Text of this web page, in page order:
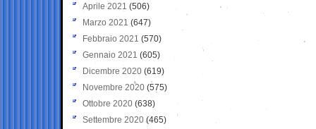
Aprile 2021 (506)
Marzo 2021 (647)
Febbraio 2021 (570)
Gennaio 2021 (605)
Dicembre 2020 (619)
Novembre 2020 (575)
Ottobre 2020 (638)
Settembre 2020(465)